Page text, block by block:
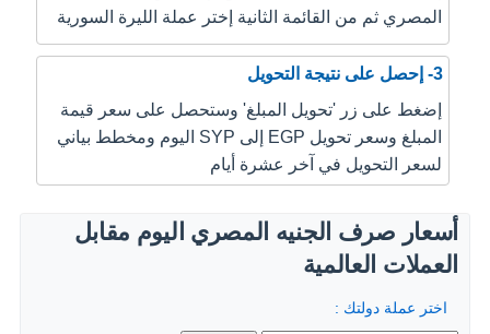
المصري ثم من القائمة الثانية إختر عملة الليرة السورية
3- إحصل على نتيجة التحويل
إضغط على زر 'تحويل المبلغ' وستحصل على سعر قيمة
المبلغ وسعر تحويل EGP إلى SYP اليوم ومخطط بياني
لسعر التحويل في آخر عشرة أيام
أسعار صرف الجنيه المصري اليوم مقابل
العملات العالمية
اختر عملة دولتك :